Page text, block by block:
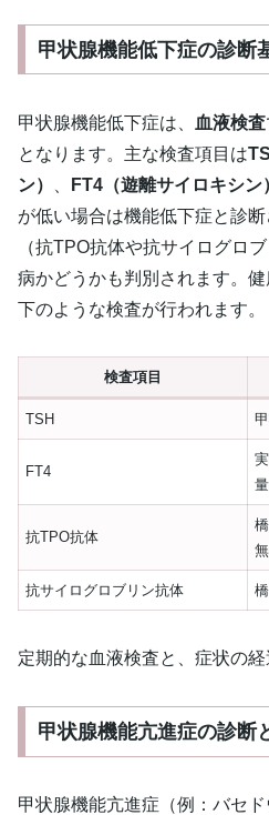
甲状腺機能低下症の診断
甲状腺機能低下症は、 血液検査
となります。主な検査項目は
ン）
FT4（遊離サイロキシン
が低い場合は機能低下症と診
（抗TPO抗体や抗サイログロ
病かどうかも判別されます。
下のような検査が行われます。
検査項目
TSH
FT4
抗TPO抗体
無
抗サイログロブリン抗体
定期的な血液検査と、症状の経
甲状腺機能亢進症の診断
甲状腺機能亢進症（例：バセド